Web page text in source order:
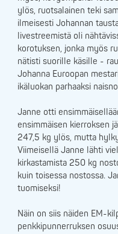
ylös, ruotsalainen teki
ilmeisesti Johannan
livestreemistä oli
korotuksen, jonka myös
nätisti suorille käsille -
Johanna Euroopan
ikäluokan parhaaksi
Janne otti
ensimmäisen kierroksen
247,5 kg ylös, mutta
Viimeisellä Janne lähti
kirkastamista 250 kg
kuin toisessa nostossa.
tuomiseksi!
Näin on siis näiden EM-
penkkipunnerruksen